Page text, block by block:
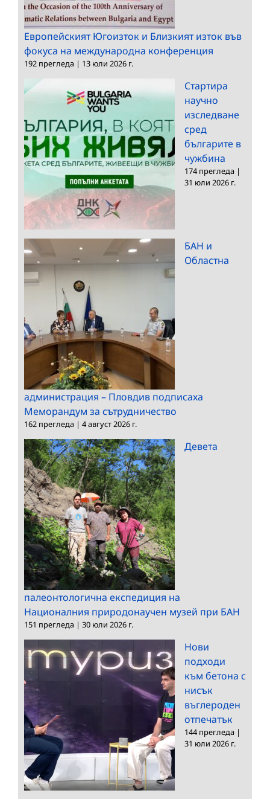
Европейският Югоизток и Близкият изток във
фокуса на международна конференция
192 прегледа | 13 юли 2026 г.
Стартира
научно
изследване
сред
българите в
чужбина
174 прегледа |
31 юли 2026 г.
БАН и
Областна
администрация – Пловдив подписаха
Меморандум за сътрудничество
162 прегледа | 4 август 2026 г.
Девета
палеонтологична експедиция на
Националния природонаучен музей при БАН
151 прегледа | 30 юли 2026 г.
Нови
подходи
към бетона с
нисък
въглероден
отпечатък
144 прегледа |
31 юли 2026 г.